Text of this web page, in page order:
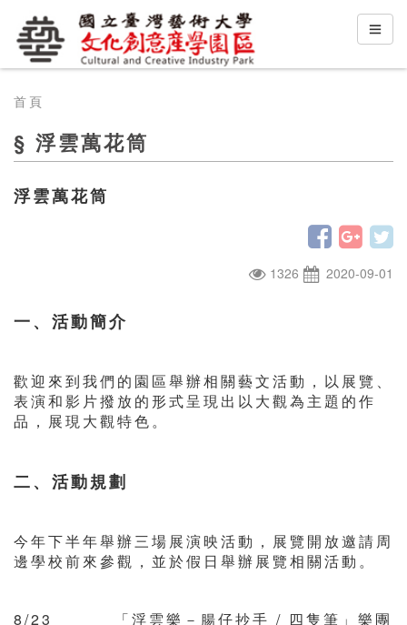
首頁
§ 浮雲萬花筒
浮雲萬花筒
1326 2020-09-01
一、活動簡介
歡迎來到我們的園區舉辦相關藝文活動，以展覽、
表演和影片撥放的形式呈現出以大觀為主題的作
品，展現大觀特色。
二、活動規劃
今年下半年舉辦三場展演映活動，展覽開放邀請周
邊學校前來參觀，並於假日舉辦展覽相關活動。
8/23 「浮雲樂－腸仔抄手 / 四隻筆」樂團